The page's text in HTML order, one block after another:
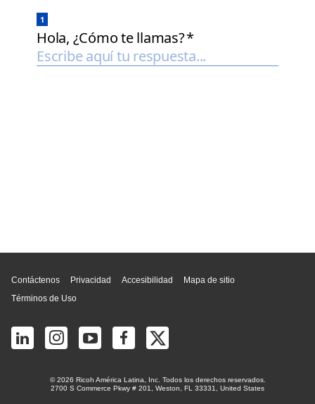
Contáctenos Privacidad Accesibilidad
Mapa de sitio
Términos de Uso
© 2026 Ricoh América Latina, Inc. Todos los derechos reservados.
2700 S Commerce Pkwy # 201, Weston, FL 33331, United States